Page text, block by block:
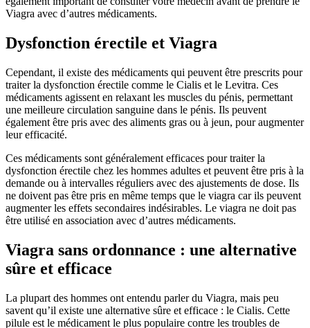
Viagra avec d’autres médicaments.
Dysfonction érectile et Viagra
Cependant, il existe des médicaments qui peuvent être prescrits pour
traiter la dysfonction érectile comme le Cialis et le Levitra. Ces
médicaments agissent en relaxant les muscles du pénis, permettant
une meilleure circulation sanguine dans le pénis. Ils peuvent
également être pris avec des aliments gras ou à jeun, pour augmenter
leur efficacité.
Ces médicaments sont généralement efficaces pour traiter la
dysfonction érectile chez les hommes adultes et peuvent être pris à la
demande ou à intervalles réguliers avec des ajustements de dose. Ils
ne doivent pas être pris en même temps que le viagra car ils peuvent
augmenter les effets secondaires indésirables. Le viagra ne doit pas
être utilisé en association avec d’autres médicaments.
Viagra sans ordonnance : une alternative
sûre et efficace
La plupart des hommes ont entendu parler du Viagra, mais peu
savent qu’il existe une alternative sûre et efficace : le Cialis. Cette
pilule est le médicament le plus populaire contre les troubles de